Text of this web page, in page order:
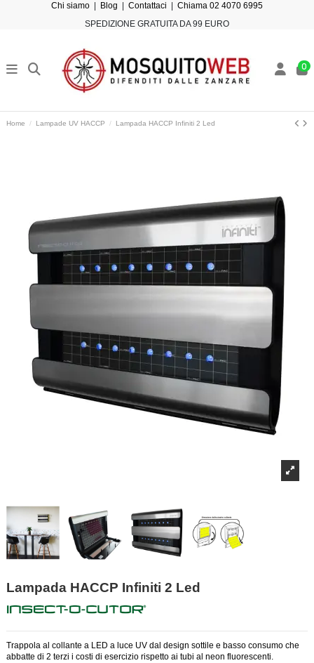
Chi siamo Blog Contattaci
Chiama 02 4070 6995
SPEDIZIONE GRATUITA DA 99 EURO
0
Home Lampade UV HACCP Lampada HACCP Infiniti 2 Led
Lampada HACCP Infiniti 2 Led
Trappola al collante a LED a luce UV dal design sottile e basso consumo che
abbatte di 2 terzi i costi di esercizio rispetto ai tubi al neon fluorescenti.